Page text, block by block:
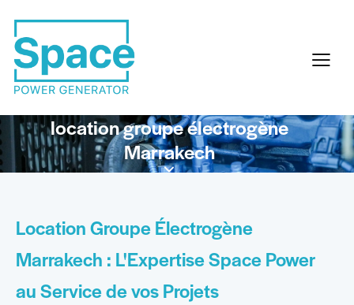
location groupe électrogène
Marrakech
Location Groupe Électrogène
Marrakech : L'Expertise Space Power
au Service de vos Projets